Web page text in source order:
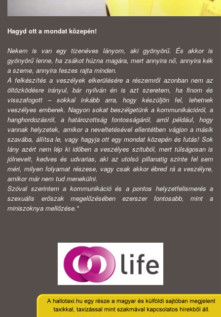
Hagyd ott a mondat közepén!
Nekem is van egy tizenéves lányom, aki gyönyörű. És akkor is
gyönyörű lenne, ha zsákot húzna magára, mert annyira nő, annyira kék
a szeme, annyira feszes rajta minden.
A felkészítés a veszélyek elkerülésére a részemről azonban nem az
öltözködésre irányul, bár nyilván én is azt szeretem, ha finom és
visszafogott – sokkal inkább arra, hogy készüljön fel, lehetnek
veszélyes emberek. Nagyon sokat beszélgetünk a kommunikációról, a
hanghordozásról, a határozottság fontosságáról, arról például, hogy
vannak helyzetek, amikor a neveltetésével ellentétben vágjon a másik
szavába, állítsa le, vagy hagyja ott egy mondat közepén és futás! Sok
lány azért nem lép ki időben a veszélyes szituból, mert túlságosan is
jólnevelt, kedves és udvarias, aki az utolsó pillanatig szinte fel sem
méri, milyen folyamat részese, vagy csak akkor ébred rá a veszélyre,
amikor már nem tud menekülni.
Szóval szerintem a kommunikáció és a pontos helyzetfelismerés a
szexuális erőszak megelőzésében ezerszer fontosabb, mint a
miniszoknya mellőzése."